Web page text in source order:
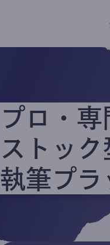
プロ・専
ストック
執筆プラ